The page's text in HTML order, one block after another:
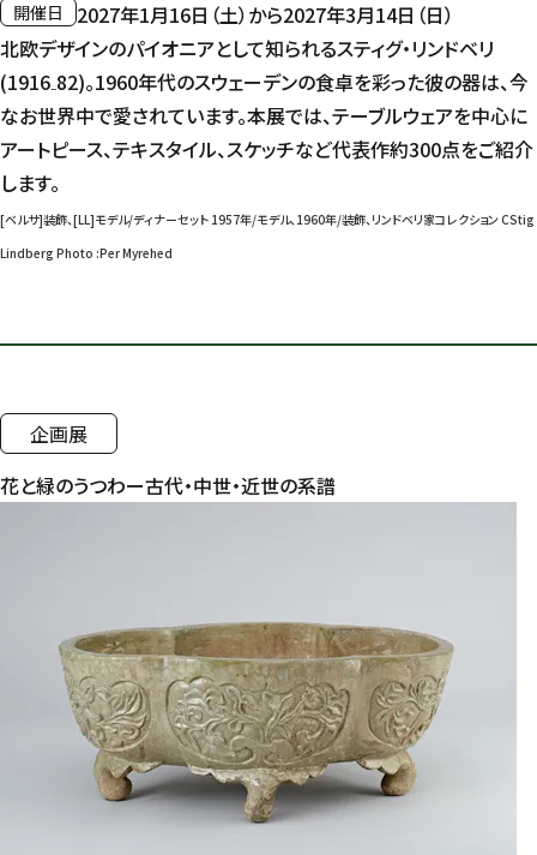
開催日
2027年1月16日（土）から2027年3月14日（日）
北欧デザインのパイオニアとして知られるスティグ・リンドベリ
(1916₋82)。1960年代のスウェーデンの食卓を彩った彼の器は、今
なお世界中で愛されています。本展では、テーブルウェアを中心に
アートピース、テキスタイル、スケッチなど代表作約300点をご紹介
します。
[ベルサ]装飾、[LL]モデル/ディナーセット 1957年/モデル、1960年/装飾、リンドベリ家コレクションCStig
Lindberg Photo :Per Myrehed
企画展
花と緑のうつわー古代・中世・近世の系譜